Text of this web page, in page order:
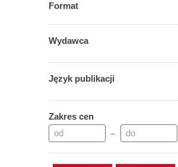
Format
Wydawca
Język publikacji
Zakres cen
–